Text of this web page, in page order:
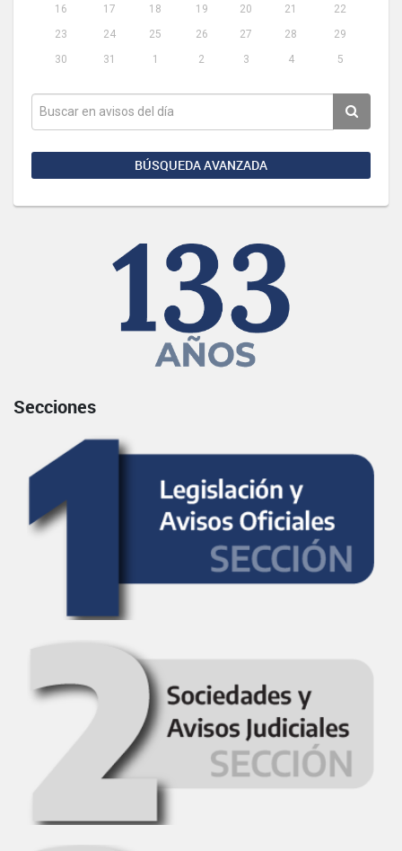
16
17 18 19 20 21
22
23
24 25 26 27 28
29
30
31 1 2 3 4 5
BÚSQUEDA AVANZADA
Secciones